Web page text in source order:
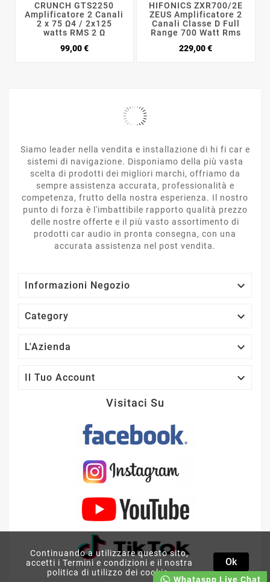
Continuando a utilizzare questo sito,
accetti i Termini e condizioni e il nostra
politica di utilizzo dei cookie.
Ok
CRUNCH GTS2250
Amplificatore 2 Canali
2 x 75 Ω4 / 2x125
watts RMS 2 Ω
99,00 €Prezzo
HIFONICS ZXR700/2E
ZEUS Amplificatore 2
Canali Classe D Full
Range 700 Watt Rms
229,00 €Prezzo
AMPLIFICATORE BASS
FACE 2 CANALI
TEAM3000/2D CLASSE D
FULL RANGE 3000 WATT
RMS
Siamo leader nella vendita e installazione di hi fi car e
sistemi di navigazione. Disponiamo della più vasta
scelta di prodotti dei migliori marchi, offriamo da
sempre assistenza accurata, professionalità e
competenza, frutto della nostra esperienza. Il nostro
punto di forza è l'imbattibile rapporto qualità prezzo
delle nostre offerte e il più vasto assortimento di
prodotti car audio in pronta consegna, con una
accurata assistenza nel post vendita.
Informazioni Negozio 
Category 
L'Azienda 
Il Tuo Account 
Visitaci Su
Whataspp Live Chat